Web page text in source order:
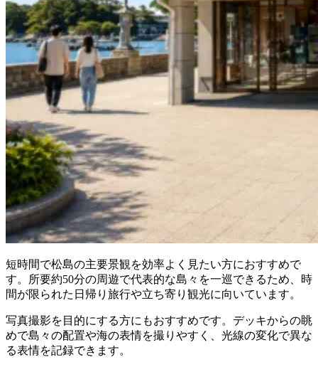
短時間で松島の主要景観を効率よく見たい方におすすめで
す。所要約50分の周遊で代表的な島々を一巡できるため、時
間が限られた日帰り旅行や立ち寄り観光に向いています。
写真撮影を目的にする方にもおすすめです。デッキからの眺
めで島々の配置や海の表情を撮りやすく、光線の変化で異な
る表情を記録できます。